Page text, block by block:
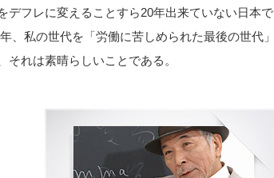
デフレに変えることすら20年出来ていない日本で
、私の世代を「労働に苦しめられた最後の世代」
れは素晴らしいことである。